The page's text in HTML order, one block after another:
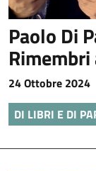
Paolo Di
24 Ottobre 2024
DI LIBRI E DI